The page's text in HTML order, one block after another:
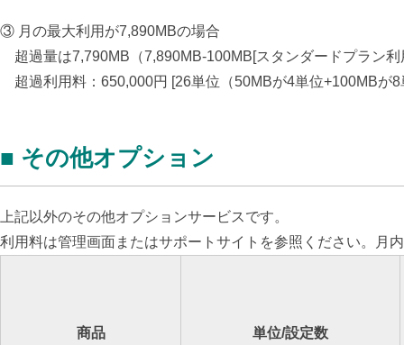
③ 月の最大利用が7,890MBの場合
超過量は7,790MB（7,890MB-100MB[スタンダードプラン
超過利用料： 650,000円 [26単位（50MBが4単位+100MBが
■ その他オプション
上記以外のその他オプションサービスです。
利用料は管理画面またはサポートサイトを参照ください。月
商品 単位/設定数